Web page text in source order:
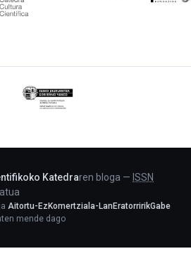
Eusko
Jaurlaritza
Katedraren bloga — ISSN
Aitortu-EzKomertziala-LanEratorririkGabe
mende dago